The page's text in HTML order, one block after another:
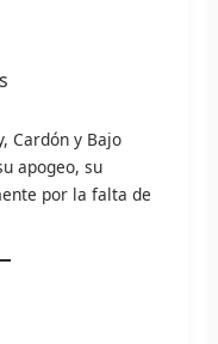
Cardón y Bajo
apogeo, su
por la falta de